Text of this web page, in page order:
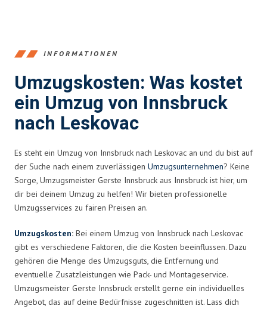
INFORMATIONEN
Umzugskosten: Was kostet
ein Umzug von Innsbruck
nach Leskovac
Es steht ein Umzug von Innsbruck nach Leskovac an und du bist auf
der Suche nach einem zuverlässigen Umzugsunternehmen? Keine
Sorge, Umzugsmeister Gerste Innsbruck aus Innsbruck ist hier, um
dir bei deinem Umzug zu helfen! Wir bieten professionelle
Umzugsservices zu fairen Preisen an.
Umzugskosten: Bei einem Umzug von Innsbruck nach Leskovac
gibt es verschiedene Faktoren, die die Kosten beeinflussen. Dazu
gehören die Menge des Umzugsguts, die Entfernung und
eventuelle Zusatzleistungen wie Pack- und Montageservice.
Umzugsmeister Gerste Innsbruck erstellt gerne ein individuelles
Angebot, das auf deine Bedürfnisse zugeschnitten ist. Lass dich